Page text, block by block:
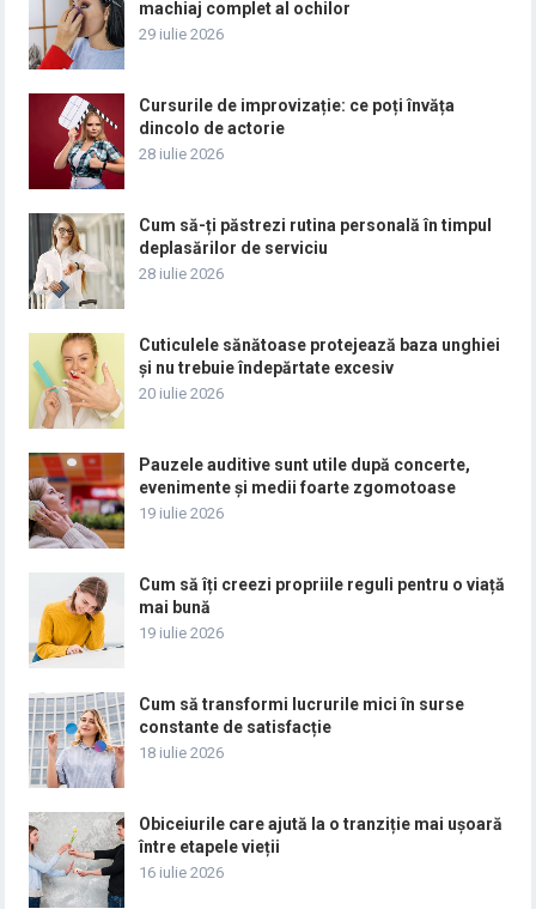
machiaj complet al ochilor
29 iulie 2026
Cursurile de improvizație: ce poți învăța
dincolo de actorie
28 iulie 2026
Cum să-ți păstrezi rutina personală în timpul
deplasărilor de serviciu
28 iulie 2026
Cuticulele sănătoase protejează baza unghiei
și nu trebuie îndepărtate excesiv
20 iulie 2026
Pauzele auditive sunt utile după concerte,
evenimente și medii foarte zgomotoase
19 iulie 2026
Cum să îți creezi propriile reguli pentru o viață
mai bună
19 iulie 2026
Cum să transformi lucrurile mici în surse
constante de satisfacție
18 iulie 2026
Obiceiurile care ajută la o tranziție mai ușoară
între etapele vieții
16 iulie 2026